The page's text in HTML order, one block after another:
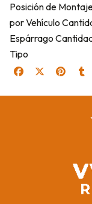
Posición de
por Vehículo
Espárrago
Tipo